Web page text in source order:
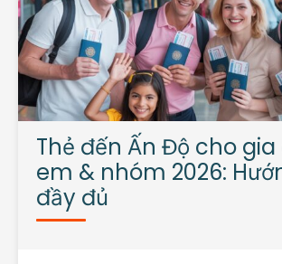
Thẻ đến Ấn Độ cho
em & nhóm 2026:
đầy đủ